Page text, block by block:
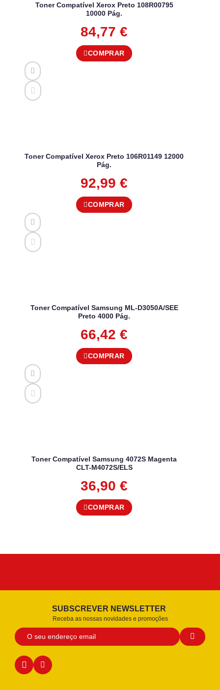
Toner Compatível Xerox Preto 108R00795
10000 Pág.
84,77 €
COMPRAR
Toner Compatível Xerox Preto 106R01149 12000
Pág.
92,99 €
COMPRAR
Toner Compatível Samsung ML-D3050A/SEE
Preto 4000 Pág.
66,42 €
COMPRAR
Toner Compatível Samsung 4072S Magenta
CLT-M4072S/ELS
36,90 €
COMPRAR
SUBSCREVER NEWSLETTER
Receba as nossas novidades e promoções